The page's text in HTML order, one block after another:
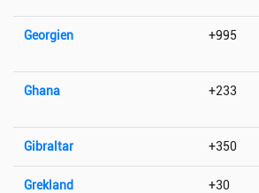
Georgien +995
Ghana +233
Gibraltar +350
Grekland +30